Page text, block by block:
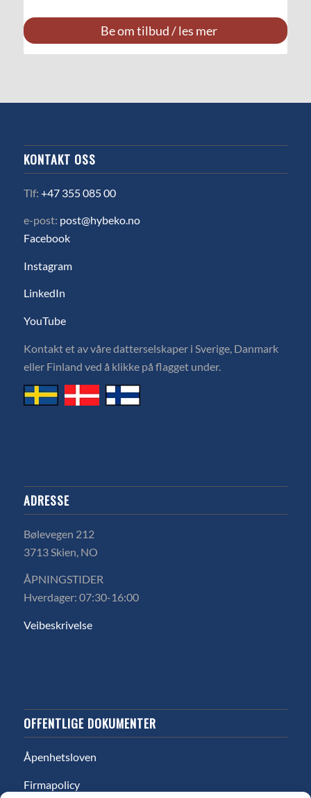
Be om tilbud / les mer
KONTAKT OSS
Tlf: +47 355 085 00
e-post: post@hybeko.no
Facebook
Instagram
LinkedIn
YouTube
Kontakt et av våre datterselskaper i Sverige, Danmark
eller Finland ved å klikke på flagget under.
ADRESSE
Bølevegen 212
3713 Skien, NO
ÅPNINGSTIDER
Hverdager: 07:30-16:00
Veibeskrivelse
OFFENTLIGE DOKUMENTER
Åpenhetsloven
Firmapolicy